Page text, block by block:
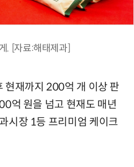
. [자료:해태제과]
재까지 200억 개 이상 판
억 원을 넘고 현재도 매년
시장 1등 프리미엄 케이크